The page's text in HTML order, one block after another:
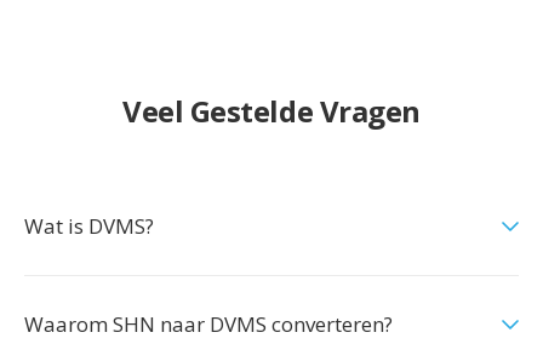
Veel Gestelde Vragen
Wat is DVMS?
Waarom SHN naar DVMS converteren?